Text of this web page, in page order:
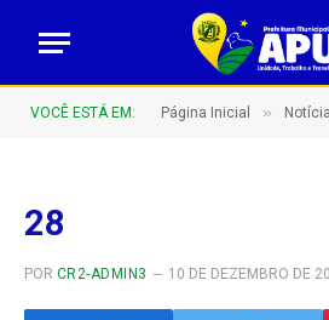
VOCÊ ESTÁ EM: Página Inicial »
28
POR CR2-ADMIN3 10 DE DEZEMBRO DE